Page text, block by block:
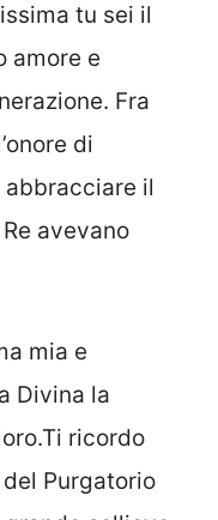
tu sei il
amore e
Fra
di
il
avevano
mia e
Divina la
ricordo
Purgatorio